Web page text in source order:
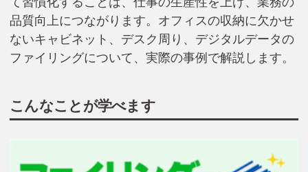
品質向上につながります。オフィスの収納に欠かせ
ないキャビネット、デスク周り、デジタルデータの
ファイリングについて、実際の事例で解説します。
こんなことが学べます